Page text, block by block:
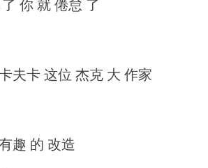
你 就 倦怠 了
夫卡 这位 杰克 大 作家
趣 的 改造